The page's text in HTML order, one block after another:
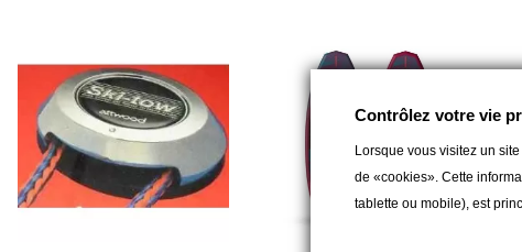
Contrôlez votre vie
Lorsque vous visitez un
de «cookies». Cette
tablette ou mobile), est